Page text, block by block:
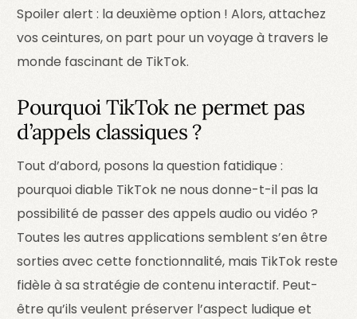
Spoiler alert : la deuxième option ! Alors, attachez
vos ceintures, on part pour un voyage à travers le
monde fascinant de TikTok.
Pourquoi TikTok ne permet pas
d’appels classiques ?
Tout d’abord, posons la question fatidique :
pourquoi diable TikTok ne nous donne-t-il pas la
possibilité de passer des appels audio ou vidéo ?
Toutes les autres applications semblent s’en être
sorties avec cette fonctionnalité, mais TikTok reste
fidèle à sa stratégie de contenu interactif. Peut-
être qu’ils veulent préserver l’aspect ludique et